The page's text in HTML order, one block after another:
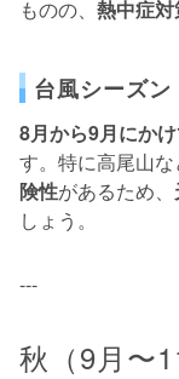
ものの、 熱中症
台風シーズン
8月から9月にか
す。特に高尾山
険性があるため、
しょう。
---
秋（9月〜